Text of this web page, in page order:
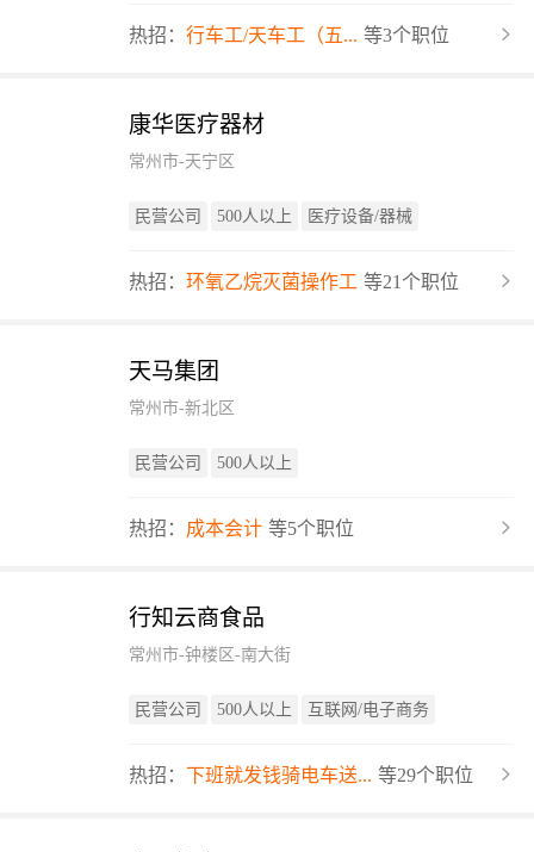
热招： 行车工/天车工（五... 等3个职位
康华医疗器材
常州市-天宁区
民营公司 500人以上 医疗设备/器械
热招： 环氧乙烷灭菌操作工 等21个职位
天马集团
常州市-新北区
民营公司 500人以上
热招： 成本会计 等5个职位
行知云商食品
常州市-钟楼区-南大街
民营公司 500人以上 互联网/电子商务
热招： 下班就发钱骑电车送... 等29个职位